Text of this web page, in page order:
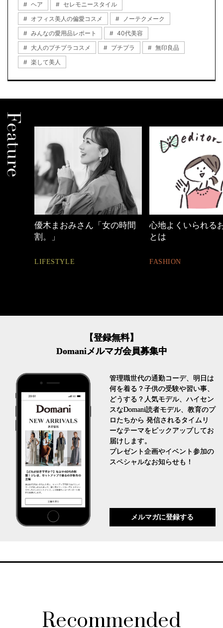
ヘア
セレモニースタイル
オフィス美人の偏愛コスメ
ノーテクメーク
みんなの愛用品レポート
40代美容
大人のプチプラコスメ
プチプラ
無印良品
楽して美人
心地よくいられるおしゃれ
とは
FASHION
働く女性のバッグ
【登録無料】
Domaniメルマガ会員募集中
管理職世代の通勤コーデ、明日は
何を着る？子供の受験や習い事、
どうする？人気モデル、ハイセン
スなDomani読者モデル、教育のプ
ロたちから 発信されるタイムリ
ーなテーマをピックアップしてお
届けします。
プレゼント企画やイベント参加の
スペシャルなお知らせも！
メルマガに登録する
Recommended